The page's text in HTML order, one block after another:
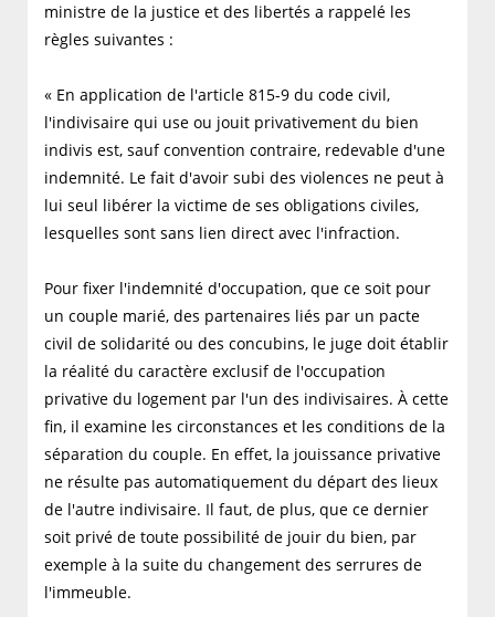
ministre de la justice et des libertés a rappelé les
règles suivantes :
« En application de l'article 815-9 du code civil,
l'indivisaire qui use ou jouit privativement du bien
indivis est, sauf convention contraire, redevable d'une
indemnité. Le fait d'avoir subi des violences ne peut à
lui seul libérer la victime de ses obligations civiles,
lesquelles sont sans lien direct avec l'infraction.
Pour fixer l'indemnité d'occupation, que ce soit pour
un couple marié, des partenaires liés par un pacte
civil de solidarité ou des concubins, le juge doit établir
la réalité du caractère exclusif de l'occupation
privative du logement par l'un des indivisaires. À cette
fin, il examine les circonstances et les conditions de la
séparation du couple. En effet, la jouissance privative
ne résulte pas automatiquement du départ des lieux
de l'autre indivisaire. Il faut, de plus, que ce dernier
soit privé de toute possibilité de jouir du bien, par
exemple à la suite du changement des serrures de
l'immeuble.